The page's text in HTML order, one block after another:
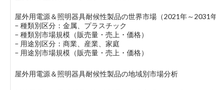
屋外用電源＆照明器具耐候性製品の世界市場（2021年～2031年
– 種類別区分：金属、プラスチック
– 種類別市場規模（販売量・売上・価格）
– 用途別区分：商業、産業、家庭
– 用途別市場規模（販売量・売上・価格）
屋外用電源＆照明器具耐候性製品の地域別市場分析